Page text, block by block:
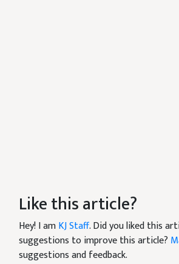
Like this article?
Hey! I amKJ Staff. Did you liked this
suggestions to improve this article?
suggestions and feedback.